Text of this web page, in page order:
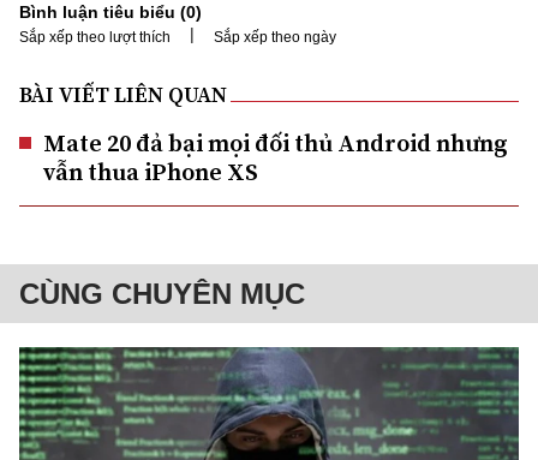
Bình luận tiêu biểu (0)
Sắp xếp theo lượt thích | Sắp xếp theo ngày
BÀI VIẾT LIÊN QUAN
Mate 20 đả bại mọi đối thủ Android nhưng
vẫn thua iPhone XS
CÙNG CHUYÊN MỤC